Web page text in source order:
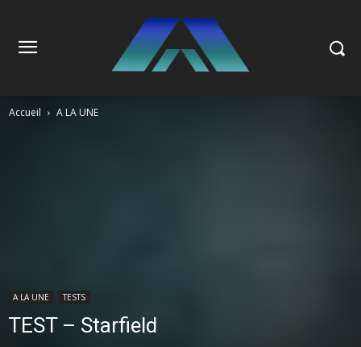
Accueil A LA UNE
A LA UNE TESTS
TEST – Starfield